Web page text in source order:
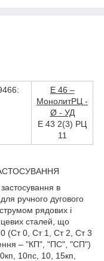
Е 46 –
МонолитРЦ -
Ø - УД
Е 43 2(3) РЦ
11
в
ручного дугового
рядових і
сталей, що
(Ст 0, Ст 1, Ст 2, Ст 3
– "КП", "ПС", "СП")
10пс, 10, 15кп,